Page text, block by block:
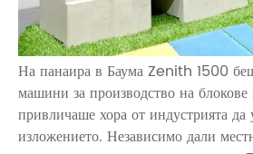
На панаира в Баума Zenith 1500
машини за производство на
привличаше хора от индустрията да
изложението. Независимо дали